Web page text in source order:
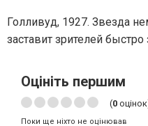
Голливуд, 1927. Звезда
заставит зрителей
Оцініть першим
(0
Поки ще ніхто не оцінював